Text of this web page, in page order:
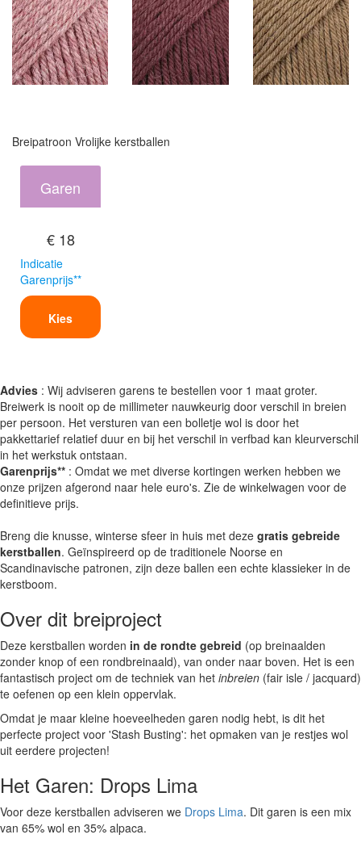
Breipatroon Vrolijke kerstballen
Garen
€ 18
Indicatie
Garenprijs**
Kies
Advies : Wij adviseren garens te bestellen voor 1 maat groter.
Breiwerk is nooit op de millimeter nauwkeurig door verschil in breien
per persoon. Het versturen van een bolletje wol is door het
pakkettarief relatief duur en bij het verschil in verfbad kan kleurverschil
in het werkstuk ontstaan.
Garenprijs** : Omdat we met diverse kortingen werken hebben we
onze prijzen afgerond naar hele euro's. Zie de winkelwagen voor de
definitieve prijs.
Breng die knusse, winterse sfeer in huis met deze gratis gebreide
kerstballen. Geïnspireerd op de traditionele Noorse en
Scandinavische patronen, zijn deze ballen een echte klassieker in de
kerstboom.
Over dit breiproject
Deze kerstballen worden in de rondte gebreid (op breinaalden
zonder knop of een rondbreinaald), van onder naar boven. Het is een
fantastisch project om de techniek van het inbreien (fair isle / jacquard)
te oefenen op een klein oppervlak.
Omdat je maar kleine hoeveelheden garen nodig hebt, is dit het
perfecte project voor 'Stash Busting': het opmaken van je restjes wol
uit eerdere projecten!
Het Garen: Drops Lima
Voor deze kerstballen adviseren we Drops Lima. Dit garen is een mix
van 65% wol en 35% alpaca.